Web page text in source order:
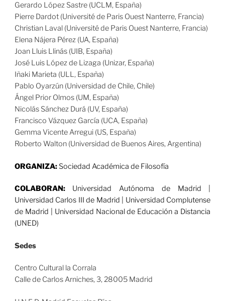
Gerardo López Sastre (UCLM, España)
Pierre Dardot (Université de Paris Ouest Nanterre, Francia)
Christian Laval (Université de Paris Ouest Nanterre, Francia)
Elena Nájera Pérez (UA, España)
Joan Lluis Llinás (UIB, España)
José Luis López de Lizaga (Unizar, España)
Iñaki Marieta (ULL, España)
Pablo Oyarzún (Universidad de Chile, Chile)
Ángel Prior Olmos (UM, España)
Nicolás Sánchez Durá (UV, España)
Francisco Vázquez García (UCA, España)
Gemma Vicente Arregui (US, España)
Roberto Walton (Universidad de Buenos Aires, Argentina)
ORGANIZA:Sociedad Académica de Filosofía
COLABORAN:Universidad Autónoma de Madrid |
Universidad Carlos III de Madrid | Universidad Complutense
de Madrid | Universidad Nacional de Educación a Distancia
(UNED)
Sedes
Centro Cultural la Corrala
Calle de Carlos Arniches, 3, 28005 Madrid